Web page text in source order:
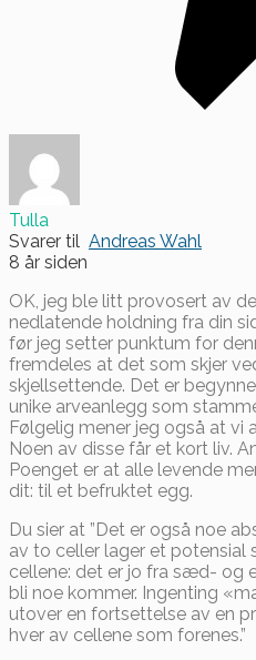
Tulla
Svarer til Andreas Wahl
8 år siden
OK, jeg ble litt provosert av
nedlatende holdning fra din
før jeg setter punktum for
fremdeles at det som skjer
skjellsettende. Det er
unike arveanlegg som
Følgelig mener jeg også at vi
Noen av disse får et kort liv.
Poenget er at alle levende
dit: til et befruktet egg.
Du sier at ”Det er også noe
av to celler lager et potensial
cellene: det er jo fra sæd- og
bli noe kommer. Ingenting
utover en fortsettelse av en
hver av cellene som forenes.”